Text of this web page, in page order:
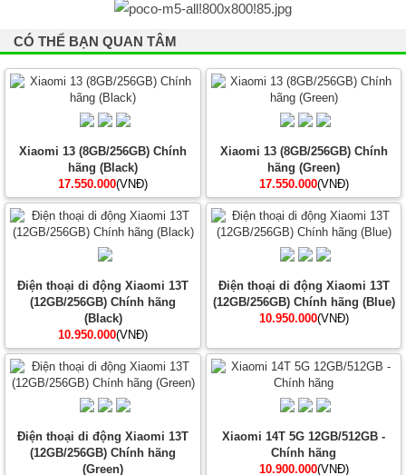
CÓ THỂ BẠN QUAN TÂM
Xiaomi 13 (8GB/256GB) Chính
hãng (Black)
17.550.000(VNĐ)
Xiaomi 13 (8GB/256GB) Chính
hãng (Green)
17.550.000(VNĐ)
Điện thoại di động Xiaomi 13T
(12GB/256GB) Chính hãng
(Black)
10.950.000(VNĐ)
Điện thoại di động Xiaomi 13T
(12GB/256GB) Chính hãng (Blue)
10.950.000(VNĐ)
Điện thoại di động Xiaomi 13T
(12GB/256GB) Chính hãng
(Green)
Xiaomi 14T 5G 12GB/512GB -
Chính hãng
10.900.000(VNĐ)